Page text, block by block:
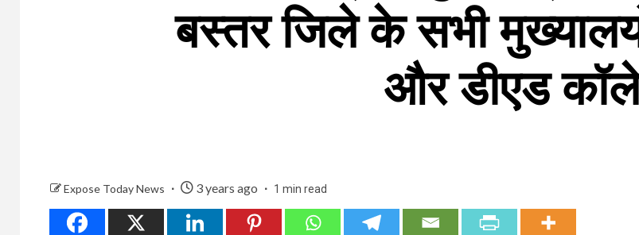
बस्तर जिले के सभी
और डीएड
Expose Today News 3 years ago 1 min read